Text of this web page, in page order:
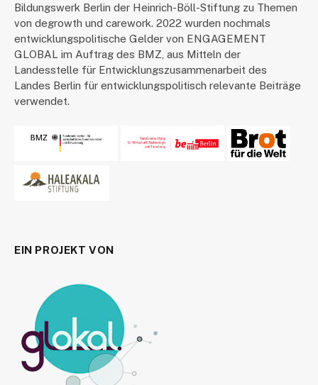
Bildungswerk Berlin der Heinrich-Böll-Stiftung zu Themen
von degrowth und carework. 2022 wurden nochmals
entwicklungspolitische Gelder von ENGAGEMENT
GLOBAL im Auftrag des BMZ, aus Mitteln der
Landesstelle für Entwicklungszusammenarbeit des
Landes Berlin für entwicklungspolitisch relevante Beiträge
verwendet.
EIN PROJEKT VON